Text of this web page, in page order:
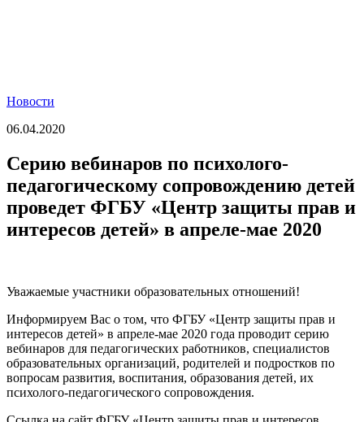
Новости
06.04.2020
Серию вебинаров по психолого-
педагогическому сопровождению детей
проведет ФГБУ «Центр защиты прав и
интересов детей» в апреле-мае 2020
Уважаемые участники образовательных отношений!
Информируем Вас о том, что ФГБУ «Центр защиты прав и
интересов детей» в апреле-мае 2020 года проводит серию
вебинаров для педагогических работников, специалистов
образовательных организаций, родителей и подростков по
вопросам развития, воспитания, образования детей, их
психолого-педагогического сопровождения.